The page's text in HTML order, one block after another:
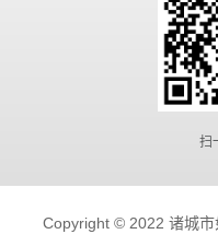
扫
Copyright © 2022 诸城